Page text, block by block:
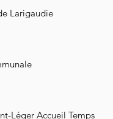
Larigaudie
Léger Accueil Temps